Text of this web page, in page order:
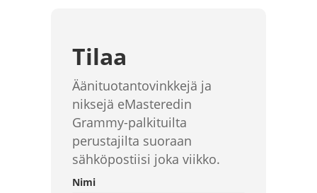
Tilaa
Äänituotantovinkkejä ja
niksejä eMasteredin
Grammy-palkituilta
perustajilta suoraan
sähköpostiisi joka viikko.
Nimi